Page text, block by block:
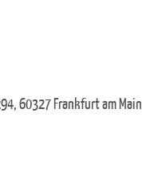
60327 Frankfurt am Main